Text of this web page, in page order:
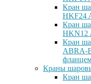
Кран
HKF24
Кран
HKN12
Кран
ABRA-
Краны
Кран